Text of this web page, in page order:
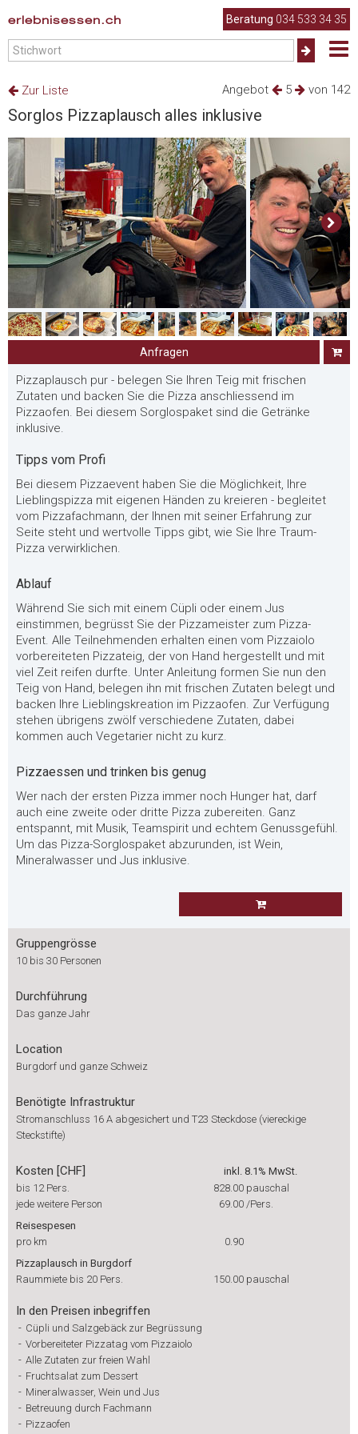
erlebnisessen.ch Beratung 034 533 34 35
Angebot 5 von 142
Zur Liste
Sorglos Pizzaplausch alles inklusive
Anfragen
Pizzaplausch pur - belegen Sie Ihren Teig mit frischen
Zutaten und backen Sie die Pizza anschliessend im
Pizzaofen. Bei diesem Sorglospaket sind die Getränke
inklusive.
Tipps vom Profi
Bei diesem Pizzaevent haben Sie die Möglichkeit, Ihre
Lieblingspizza mit eigenen Händen zu kreieren - begleitet
vom Pizzafachmann, der Ihnen mit seiner Erfahrung zur
Seite steht und wertvolle Tipps gibt, wie Sie Ihre Traum-
Pizza verwirklichen.
Ablauf
Während Sie sich mit einem Cüpli oder einem Jus
einstimmen, begrüsst Sie der Pizzameister zum Pizza-
Event. Alle Teilnehmenden erhalten einen vom Pizzaiolo
vorbereiteten Pizzateig, der von Hand hergestellt und mit
viel Zeit reifen durfte. Unter Anleitung formen Sie nun den
Teig von Hand, belegen ihn mit frischen Zutaten belegt und
backen Ihre Lieblingskreation im Pizzaofen. Zur Verfügung
stehen übrigens zwölf verschiedene Zutaten, dabei
kommen auch Vegetarier nicht zu kurz.
Pizzaessen und trinken bis genug
Wer nach der ersten Pizza immer noch Hunger hat, darf
auch eine zweite oder dritte Pizza zubereiten. Ganz
entspannt, mit Musik, Teamspirit und echtem Genussgefühl.
Um das Pizza-Sorglospaket abzurunden, ist Wein,
Mineralwasser und Jus inklusive.
Gruppengrösse
10 bis 30 Personen
Durchführung
Das ganze Jahr
Location
Burgdorf und ganze Schweiz
Benötigte Infrastruktur
Stromanschluss 16 A abgesichert und T23 Steckdose (viereckige
Steckstifte)
Kosten [CHF]
inkl. 8.1% MwSt.
bis 12 Pers.
828.00 pauschal
jede weitere Person
69.00 /Pers.
Reisespesen
pro km
0.90
Pizzaplausch in Burgdorf
Raummiete bis 20 Pers.
150.00 pauschal
In den Preisen inbegriffen
- Cüpli und Salzgebäck zur Begrüssung
- Vorbereiteter Pizzatag vom Pizzaiolo
- Alle Zutaten zur freien Wahl
- Fruchtsalat zum Dessert
- Mineralwasser, Wein und Jus
- Betreuung durch Fachmann
- Pizzaofen